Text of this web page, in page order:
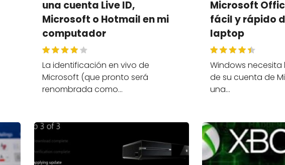
una cuenta Live ID,
Microsoft o Hotmail en mi
computador
La identificación en vivo de
Microsoft (que pronto será
renombrada como…
Microsoft
fácil y rápido
laptop
Windows
de su cuenta de
una…